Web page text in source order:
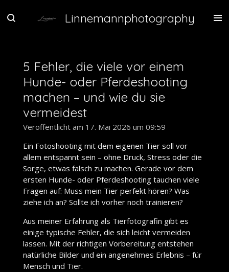
Hauptinhalt
Linnemannphotography
5 Fehler, die viele vor einem
Hunde- oder Pferdeshooting
machen – und wie du sie
vermeidest
Veröffentlicht am 17. Mai 2026 um 09:59
Ein Fotoshooting mit dem eigenen Tier soll vor
allem entspannt sein – ohne Druck, Stress oder die
Sorge, etwas falsch zu machen. Gerade vor dem
ersten Hunde- oder Pferdeshooting tauchen viele
Fragen auf: Muss mein Tier perfekt hören? Was
ziehe ich an? Sollte ich vorher noch trainieren?
Aus meiner Erfahrung als Tierfotografin gibt es
einige typische Fehler, die sich leicht vermeiden
lassen. Mit der richtigen Vorbereitung entstehen
natürliche Bilder und ein angenehmes Erlebnis – für
Mensch und Tier.